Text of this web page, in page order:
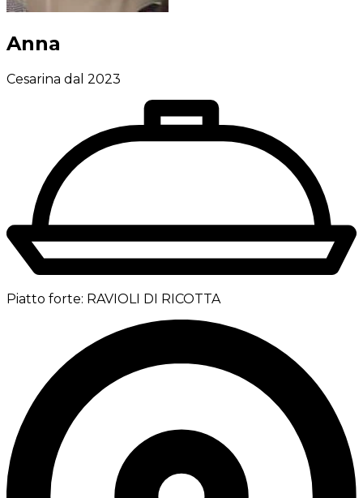
Anna
Cesarina dal 2023
Piatto forte: RAVIOLI DI RICOTTA